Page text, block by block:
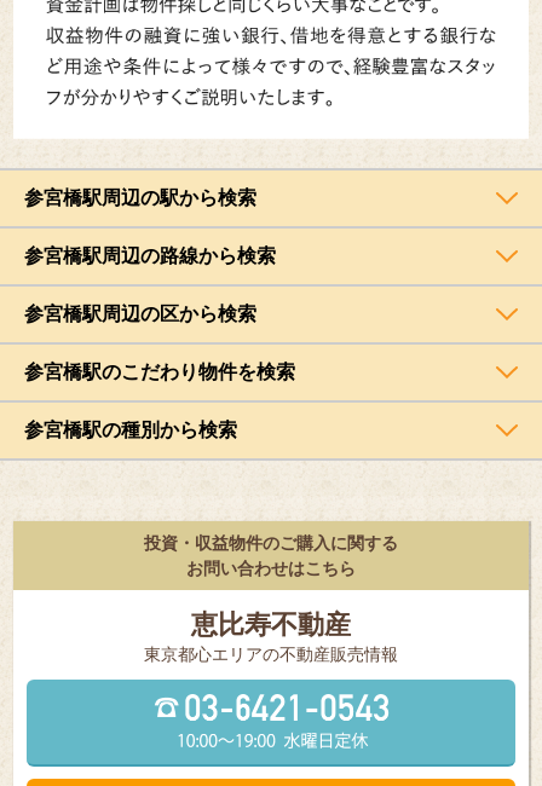
参宮橋駅周辺の駅から検索
参宮橋駅周辺の路線から検索
参宮橋駅周辺の区から検索
参宮橋駅のこだわり物件を検索
参宮橋駅の種別から検索
投資・収益物件のご購入に関する
お問い合わせはこちら
恵比寿不動産
東京都⼼エリアの不動産販売情報